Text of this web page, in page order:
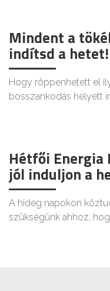
Mindent a
indítsd a hetet!
Hogy röppenhetett el
bosszankodás helyett
Hétfői Energia
jól induljon a
A hideg napokon
szükségünk ahhoz,